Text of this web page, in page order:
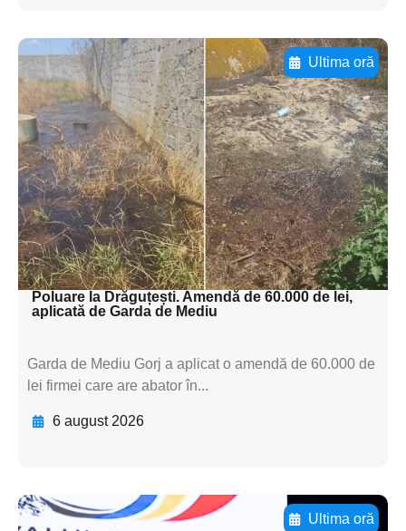
Ultima oră
Adaugă aici textul pentru
subtitluAdaugă aici
textul pentru
subtitluAdaugă aici
textul pentru
subtitluAdaugă aici
textul pentru subti
Poluare la Drăguțești. Amendă de 60.000 de lei,
aplicată de Garda de Mediu
Garda de Mediu Gorj a aplicat o amendă de 60.000 de
lei firmei care are abator în...
6 august 2026
Ultima oră